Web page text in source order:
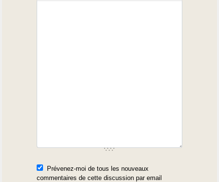
Prévenez-moi de tous les nouveaux
commentaires de cette discussion par email